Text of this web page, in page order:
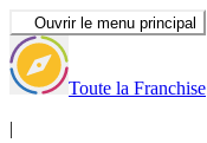
Ouvrir le menu principal
Toute la Franchise
|